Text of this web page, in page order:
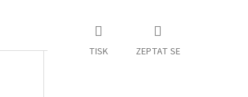
TISK ZEPTAT SE